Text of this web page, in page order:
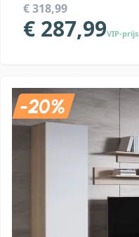
€ 318,99
€ 287,99VIP-prijs